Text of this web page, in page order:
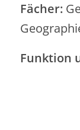
Fächer:
Funktion